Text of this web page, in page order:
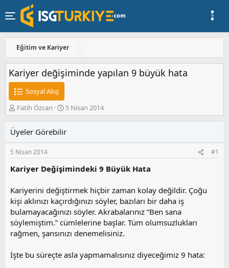
Eğitim ve Kariyer
Kariyer değişiminde yapılan 9 büyük hata
Sosyal Akış
K
o
u
y
u
a
l
a
t
a
n
Fatih Özcan
B
a
l
a
ı
t
a
r
i
h
i
5 Nisan 2014
Üyeler Görebilir
5 Nisan 2014 #1
Kariyer Değişimindeki 9 Büyük Hata
Kariyerini değiştirmek hiçbir zaman kolay değildir. Çoğu
kişi aklınızı kaçırdığınızı söyler, bazıları bir daha iş
bulamayacağınızı söyler. Akrabalarınız “Ben sana
söylemiştim.” cümlelerine başlar. Tüm olumsuzlukları
rağmen, şansınızı denemelisiniz.
İşte bu süreçte asla yapmamalısınız diyeceğimiz 9 hata: